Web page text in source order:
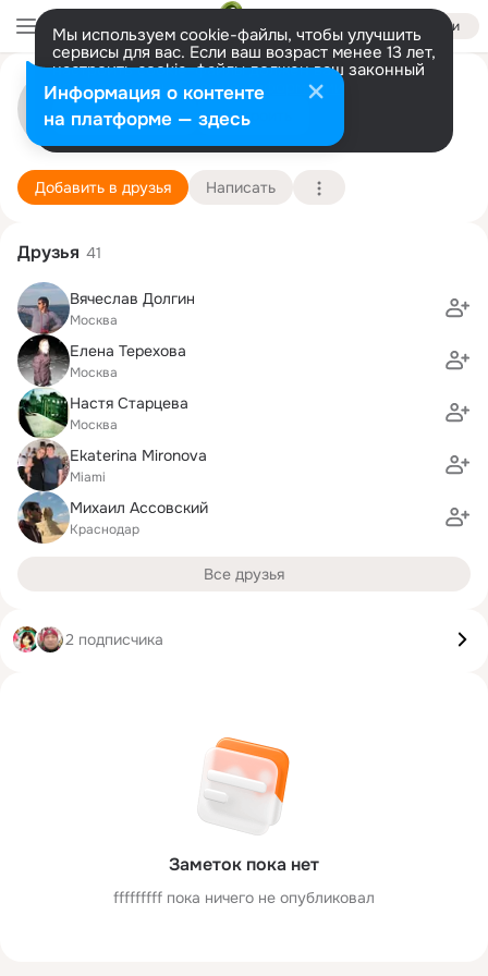
Войти
Мы используем cookie-файлы, чтобы улучшить
сервисы для вас. Если ваш возраст менее 13 лет,
настроить cookie-файлы должен ваш законный
представитель. Больше информации
Разрешить все Настроить
fffffffff ffffffffffff
Москва
29 января (74 года)
1543 гимназия
Подробнее
Добавить в друзья Написать
Заметок пока нет
fffffffff пока ничего не опубликовал
Друзья 41
Вячеслав Долгин
Москва
Елена Терехова
Москва
Настя Старцева
Москва
Ekaterina Mironova
Miami
Михаил Ассовский
Краснодар
Все друзья
2 подписчика
Информация о контенте
на платформе — здесь